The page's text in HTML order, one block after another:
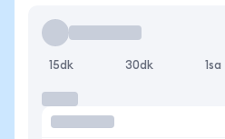
15dk 30dk 1sa